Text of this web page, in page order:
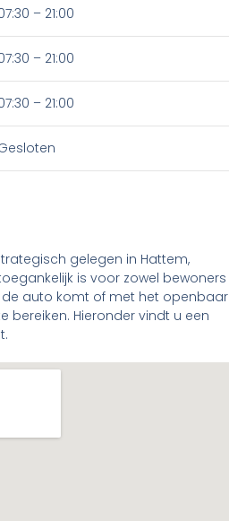
– 21:00
– 21:00
– 21:00
gelegen in Hattem,
is voor zowel bewoners
de auto komt of met het openbaar
bereiken. Hieronder vindt u een